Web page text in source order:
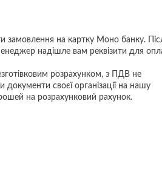
на картку Моно банку.
надішле вам реквізити для
розрахунком, з ПДВ не
своєї організації на нашу
на розрахунковий рахунок.